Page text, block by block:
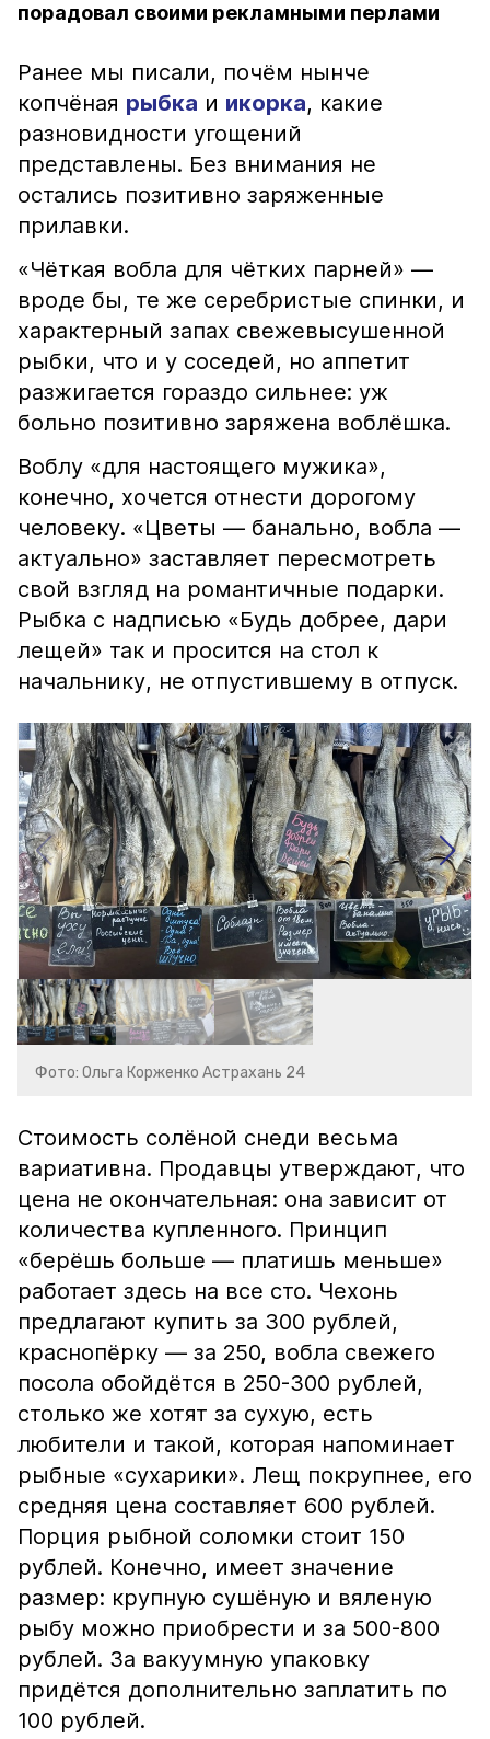
порадовал своими рекламными перлами
Ранее мы писали, почём нынче
копчёная рыбка и икорка, какие
разновидности угощений
представлены. Без внимания не
остались позитивно заряженные
прилавки.
«Чёткая вобла для чётких парней» —
вроде бы, те же серебристые спинки, и
характерный запах свежевысушенной
рыбки, что и у соседей, но аппетит
разжигается гораздо сильнее: уж
больно позитивно заряжена воблёшка.
Воблу «для настоящего мужика»,
конечно, хочется отнести дорогому
человеку. «Цветы — банально, вобла —
актуально» заставляет пересмотреть
свой взгляд на романтичные подарки.
Рыбка с надписью «Будь добрее, дари
лещей» так и просится на стол к
начальнику, не отпустившему в отпуск.
Фото: Ольга Корженко Астрахань 24
Стоимость солёной снеди весьма
вариативна. Продавцы утверждают, что
цена не окончательная: она зависит от
количества купленного. Принцип
«берёшь больше — платишь меньше»
работает здесь на все сто. Чехонь
предлагают купить за 300 рублей,
краснопёрку — за 250, вобла свежего
посола обойдётся в 250-300 рублей,
столько же хотят за сухую, есть
любители и такой, которая напоминает
рыбные «сухарики». Лещ покрупнее, его
средняя цена составляет 600 рублей.
Порция рыбной соломки стоит 150
рублей. Конечно, имеет значение
размер: крупную сушёную и вяленую
рыбу можно приобрести и за 500-800
рублей. За вакуумную упаковку
придётся дополнительно заплатить по
100 рублей.